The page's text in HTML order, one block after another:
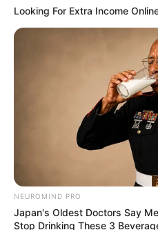
Looking For Extra Income
NEUROMIND PRO
Japan's Oldest Doctors Say
Stop Drinking These 3